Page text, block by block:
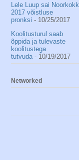
Lele Luup sai Noorkokk
2017 võistluse
pronksi - 10/25/2017
Koolitusturul saab
õppida ja tulevaste
koolitustega
tutvuda - 10/19/2017
Networked